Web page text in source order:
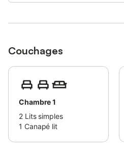
Couchages
Chambre 1
2 Lits simples
1 Canapé lit